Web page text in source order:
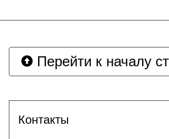
Перейти к началу
Контакты